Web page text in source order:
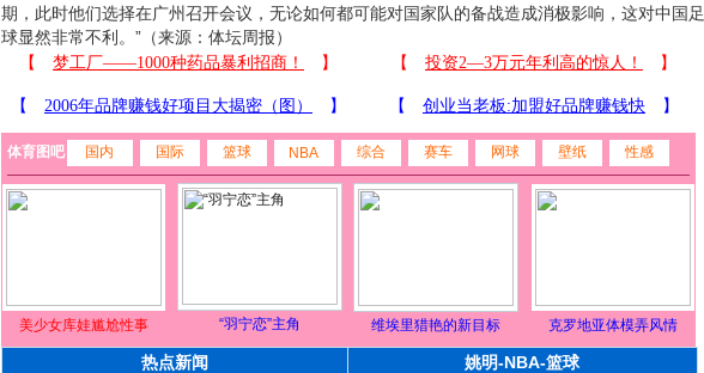
期，此时他们选择在广州召开会议，无论如何都可能对国家队的备战造成消极影响，这对中国足
球显然非常不利。”（来源：体坛周报）
体育图吧 国内 国际 篮球 NBA 综合 赛车 网球 壁纸 性感
美少女库娃尴尬性事 “羽宁恋”主角 维埃里猎艳的新目标 克罗地亚体模弄风情
热点新闻 姚明-NBA-篮球